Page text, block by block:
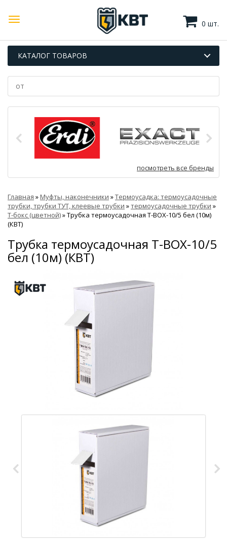
0 шт.
КАТАЛОГ ТОВАРОВ
посмотреть все бренды
Главная »Муфты, наконечники »Термоусадка: термоусадочные
трубки, трубки ТУТ, клеевые трубки »термоусадочные трубки »
Т-бокс (цветной)»Трубка термоусадочная Т-BOX-10/5 бел (10м)
(КВТ)
Трубка термоусадочная Т-BOX-10/5
бел (10м) (КВТ)